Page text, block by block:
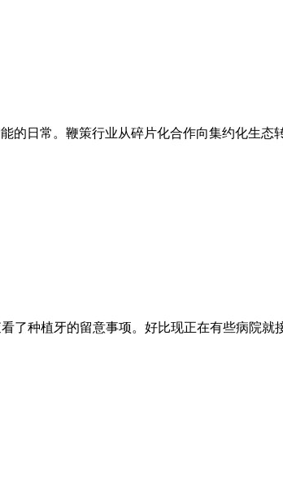
的日常。鞭策行业从碎片化合作向集约化生态
了种植牙的留意事项。好比现正在有些病院就